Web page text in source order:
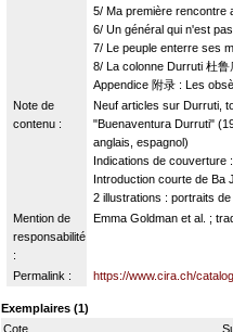
5/ Ma première rencontre
6/ Un général qui n'est
7/ Le peuple enterre ses
8/ La colonne Durruti 杜鲁
Appendice 附录 : Les
Note de
contenu :
Neuf articles sur Durruti,
"Buenaventura Durruti"
anglais, espagnol)
Indications de couverture
Introduction courte de Ba
2 illustrations : portraits
Mention de
responsabilité
:
Emma Goldman et al. ;
Permalink : https://www.cira.ch/
Exemplaires (1)
Cote